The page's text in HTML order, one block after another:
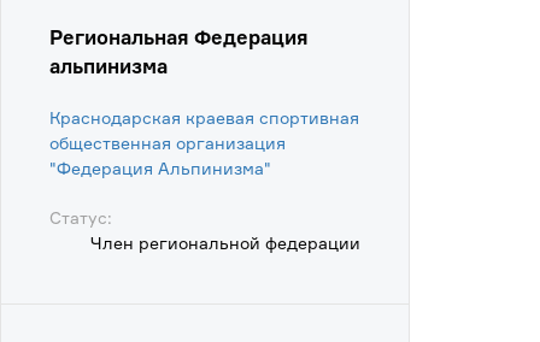
Региональная Федерация
альпинизма
Краснодарская краевая спортивная
общественная организация
"Федерация Альпинизма"
Статус:
Член региональной федерации